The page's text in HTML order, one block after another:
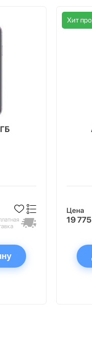
Хит
Цена
19